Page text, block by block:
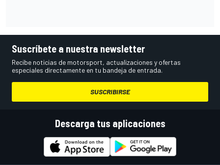
Suscríbete a nuestra newsletter
Recibe noticias de motorsport, actualizaciones y ofertas
especiales directamente en tu bandeja de entrada.
SUSCRIBIRSE
Descarga tus aplicaciones